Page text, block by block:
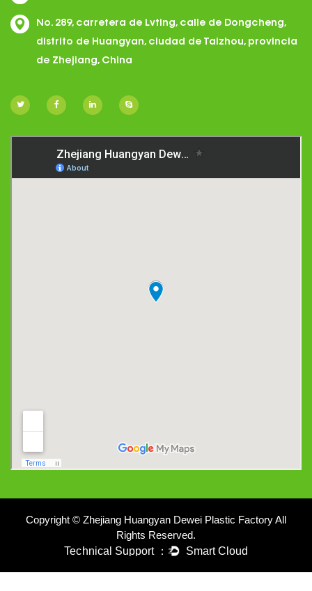
No. 289, carretera de Lvting, calle de Dongcheng,
distrito de Huangyan, ciudad de Taizhou, provincia
de Zhejiang, China
Copyright © Zhejiang Huangyan Dewei Plastic Factory All
Rights Reserved.